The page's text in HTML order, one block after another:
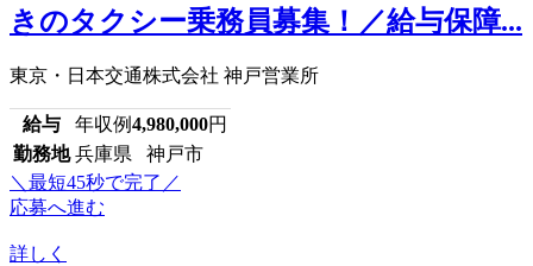
きのタクシー乗務員募集！／給与保障...
東京・日本交通株式会社 神戸営業所
給与 年収例4,980,000円
勤務地 兵庫県 神戸市
＼最短45秒で完了／
応募へ進む
詳しく